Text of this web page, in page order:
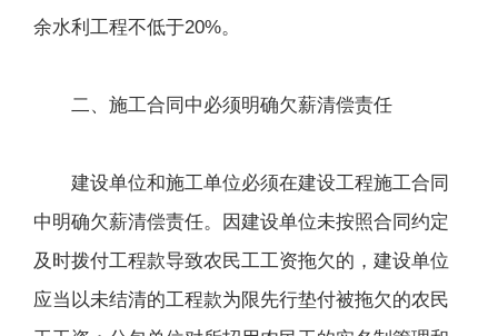
余水利工程不低于20%。
二、施工合同中必须明确欠薪清偿责任
建设单位和施工单位必须在建设工程施工合同
中明确欠薪清偿责任。因建设单位未按照合同约定
及时拨付工程款导致农民工工资拖欠的，建设单位
应当以未结清的工程款为限先行垫付被拖欠的农民